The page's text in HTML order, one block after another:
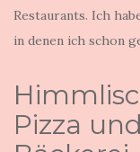
Restaurants. Ich
in denen ich schon
Pizza